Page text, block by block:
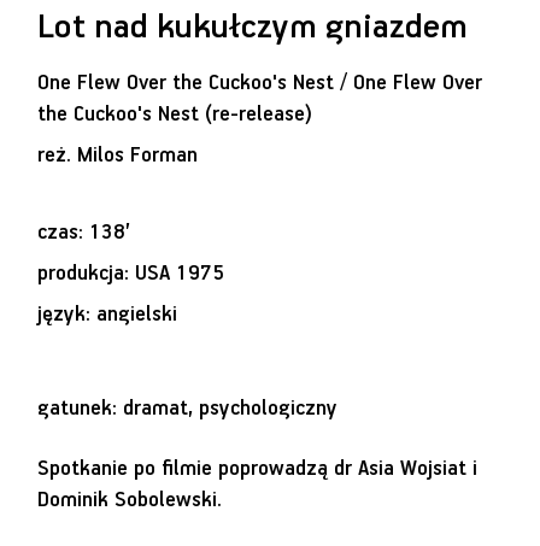
Lot nad kukułczym gniazdem
One Flew Over the Cuckoo's Nest / One Flew Over
the Cuckoo's Nest (re-release)
reż. Milos Forman
czas: 138’
produkcja: USA 1975
język: angielski
gatunek: dramat, psychologiczny
Spotkanie po filmie poprowadzą dr Asia Wojsiat i
Dominik Sobolewski.